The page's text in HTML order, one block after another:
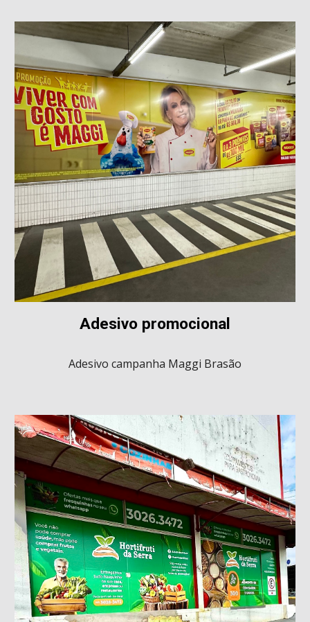
Adesivo promocional
Adesivo campanha Maggi Brasão